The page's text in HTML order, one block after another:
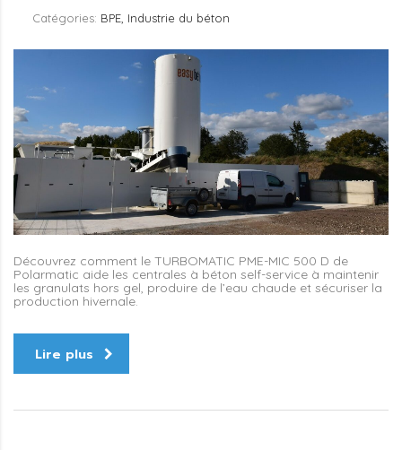
Catégories: BPE, Industrie du béton
Découvrez comment le TURBOMATIC PME-MIC 500 D de
Polarmatic aide les centrales à béton self-service à maintenir
les granulats hors gel, produire de l’eau chaude et sécuriser la
production hivernale.
Lire plus